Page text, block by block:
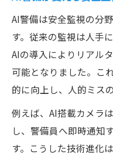
警戒エリア
最新監視シ
警備現場が
警戒エリア
不安全行動の検
AI警備は安全監視の分
す。従来の監視は人手
AIの導入によりリアル
可能となりました。こ
的に向上し、人的ミス
例えば、AI搭載カメラ
し、警備員へ即時通知
す。こうした技術進化